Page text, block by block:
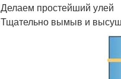
Делаем простейший улей
Тщательно вымыв и